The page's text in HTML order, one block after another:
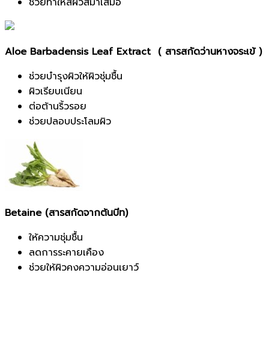
Aloe Barbadensis Leaf Extract ( สารสกัดว่านหางจระเข้ )
ช่วยบำรุงผิวให้ผิวชุ่มชื้น
ผิวเรียบเนียน
ต่อต้านริ้วรอย
ช่วยปลอบประโลมผิว
Betaine (สารสกัดจากต้นบีท)
ให้ความชุ่มชื้น
ลดการระคายเคือง
ช่วยให้ผิวคงความอ่อนเยาว์